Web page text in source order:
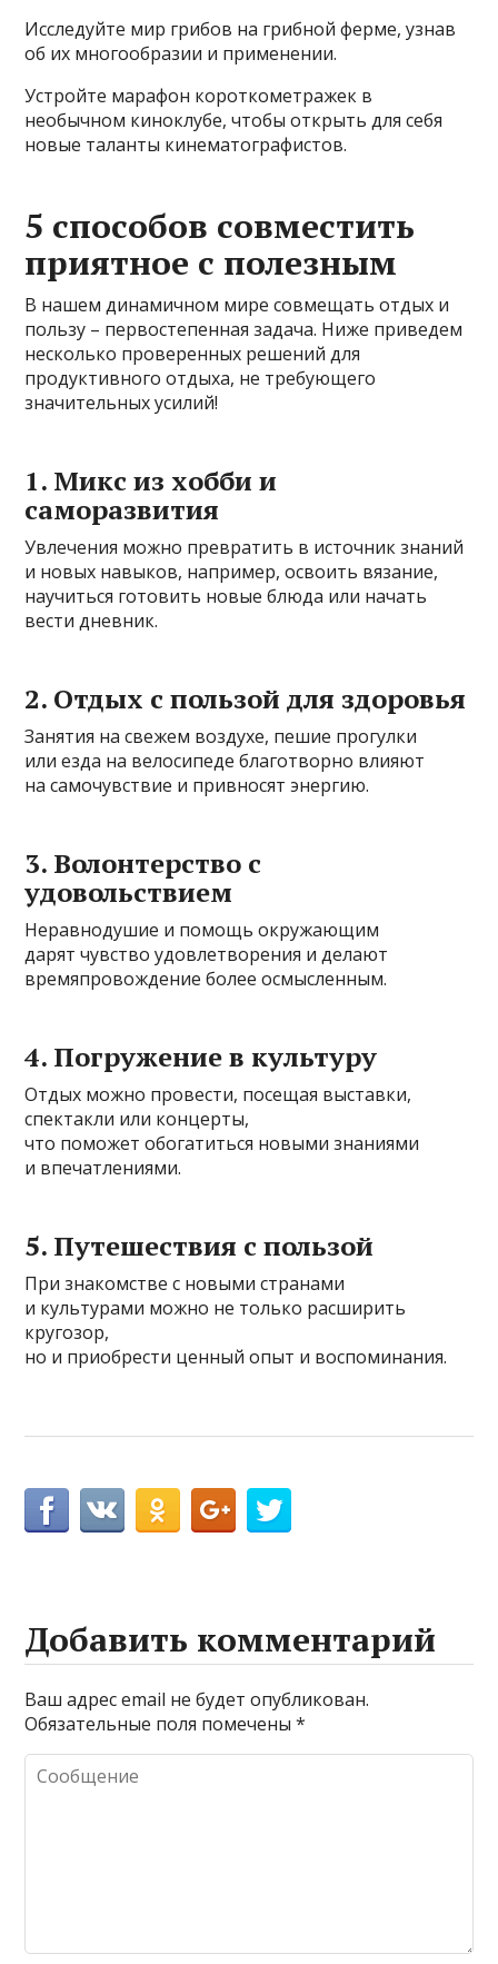
Исследуйте мир грибов на грибной ферме, узнав
об их многообразии и применении.
Устройте марафон короткометражек в
необычном киноклубе, чтобы открыть для себя
новые таланты кинематографистов.
5 способов совместить
приятное с полезным
В нашем динамичном мире совмещать отдых и
пользу – первостепенная задача. Ниже приведем
несколько проверенных решений для
продуктивного отдыха, не требующего
значительных усилий!
1. Микс из хобби и
саморазвития
Увлечения можно превратить в источник знаний
и новых навыков, например, освоить вязание,
научиться готовить новые блюда или начать
вести дневник.
2. Отдых с пользой для здоровья
Занятия на свежем воздухе, пешие прогулки
или езда на велосипеде благотворно влияют
на самочувствие и привносят энергию.
3. Волонтерство с
удовольствием
Неравнодушие и помощь окружающим
дарят чувство удовлетворения и делают
времяпровождение более осмысленным.
4. Погружение в культуру
Отдых можно провести, посещая выставки,
спектакли или концерты,
что поможет обогатиться новыми знаниями
и впечатлениями.
5. Путешествия с пользой
При знакомстве с новыми странами
и культурами можно не только расширить
кругозор,
но и приобрести ценный опыт и воспоминания.
Добавить комментарий
Ваш адрес email не будет опубликован.
Обязательные поля помечены*